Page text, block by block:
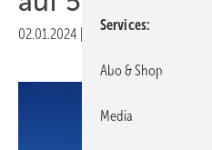
02.01.2024 Druckvorschau
Services
Abo & Shop
Media